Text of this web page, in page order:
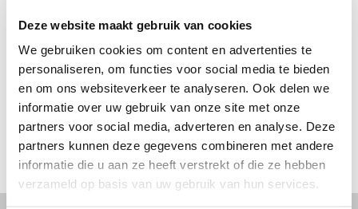
Deze website maakt gebruik van cookies
We gebruiken cookies om content en advertenties te
personaliseren, om functies voor social media te bieden
en om ons websiteverkeer te analyseren. Ook delen we
informatie over uw gebruik van onze site met onze
partners voor social media, adverteren en analyse. Deze
partners kunnen deze gegevens combineren met andere
informatie die u aan ze heeft verstrekt of die ze hebben
verzameld op basis van uw gebruik van hun services.
Specificaties
Reviews
Delen